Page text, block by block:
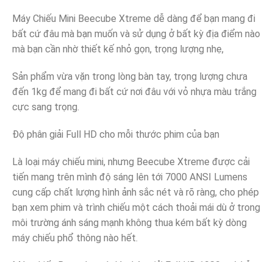
Máy Chiếu Mini Beecube Xtreme dễ dàng để bạn mang đi
bất cứ đâu mà bạn muốn và sử dụng ở bất kỳ địa điểm nào
mà bạn cần nhờ thiết kế nhỏ gọn, trọng lượng nhẹ,
Sản phẩm vừa vặn trong lòng bàn tay, trọng lượng chưa
đến 1kg để mang đi bất cứ nơi đâu với vỏ nhựa màu trắng
cực sang trọng.
Độ phân giải Full HD cho mỗi thước phim của bạn
Là loại máy chiếu mini, nhưng Beecube Xtreme được cải
tiến mang trên mình độ sáng lên tới 7000 ANSI Lumens
cung cấp chất lượng hình ảnh sắc nét và rõ ràng, cho phép
bạn xem phim và trình chiếu một cách thoải mái dù ở trong
môi trường ánh sáng mạnh không thua kém bất kỳ dòng
máy chiếu phổ thông nào hết.